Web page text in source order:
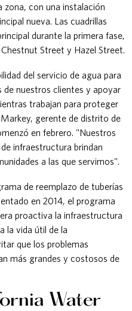
zona, con una instalación
nueva. Las cuadrillas
durante la primera fase,
Street y Hazel Street.
del servicio de agua para
de nuestros clientes y apoyar
trabajan para proteger
gerente de distrito de
en febrero. "Nuestros
infraestructura brindan
a las que servimos".
de reemplazo de tuberías
en 2014, el programa
proactiva la infraestructura
la vida útil de la
que los problemas
más grandes y costosos de
Water